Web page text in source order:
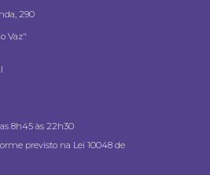
290
Vaz"
8h45 às 22h30
previsto na Lei 10048 de